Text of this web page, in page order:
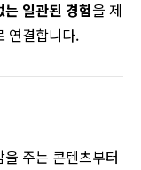
일관된 경험을 제
연결합니다.
을 주는 콘텐츠부터